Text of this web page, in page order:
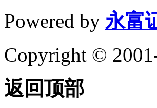
Powered by 永富
Copyright ©
返回顶部